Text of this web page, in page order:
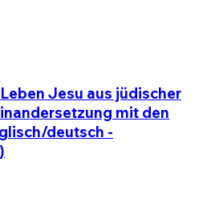
Jesu aus jüdischer
mit den
deutsch -